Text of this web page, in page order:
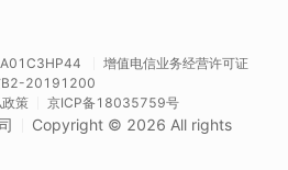
增值电信业务经营许可证
B2-20191200
策 京ICP备18035759号
Copyright © 2026 All rights